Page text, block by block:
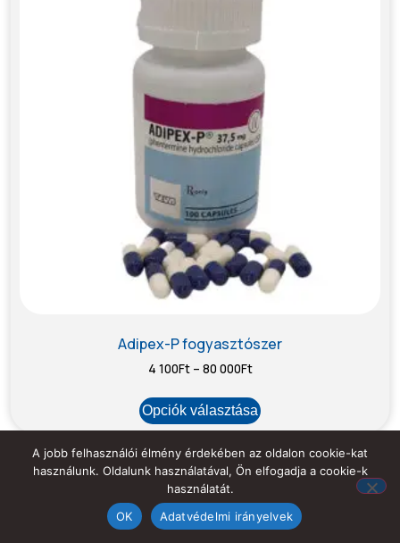
Adipex-P fogyasztószer
4 100Ft – 80 000Ft
Opciók választása
A jobb felhasználói élmény érdekében az oldalon cookie-kat
használunk. Oldalunk használatával, Ön elfogadja a cookie-k
használatát.
OK
Adatvédelmi irányelvek